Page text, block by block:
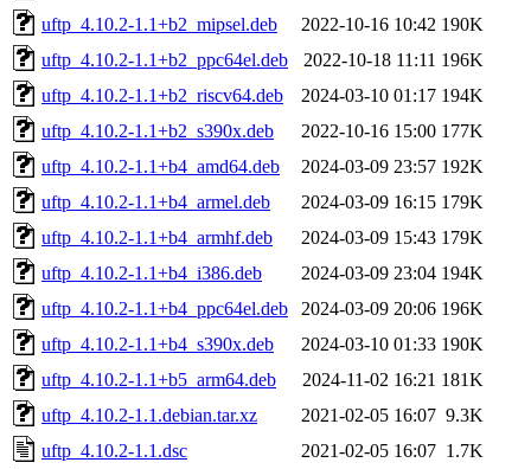
uftp_4.10.2-1.1+b2_mipsel.deb
2022-10-16 10:42 190K
uftp_4.10.2-1.1+b2_ppc64el.deb
2022-10-18 11:11 196K
uftp_4.10.2-1.1+b2_riscv64.deb
2024-03-10 01:17 194K
uftp_4.10.2-1.1+b2_s390x.deb
2022-10-16 15:00 177K
uftp_4.10.2-1.1+b4_amd64.deb
2024-03-09 23:57 192K
uftp_4.10.2-1.1+b4_armel.deb
2024-03-09 16:15 179K
uftp_4.10.2-1.1+b4_armhf.deb
2024-03-09 15:43 179K
uftp_4.10.2-1.1+b4_i386.deb
2024-03-09 23:04 194K
uftp_4.10.2-1.1+b4_ppc64el.deb
2024-03-09 20:06 196K
uftp_4.10.2-1.1+b4_s390x.deb
2024-03-10 01:33 190K
uftp_4.10.2-1.1+b5_arm64.deb
2024-11-02 16:21 181K
uftp_4.10.2-1.1.debian.tar.xz
2021-02-05 16:07 9.3K
uftp_4.10.2-1.1.dsc
2021-02-05 16:07 1.7K